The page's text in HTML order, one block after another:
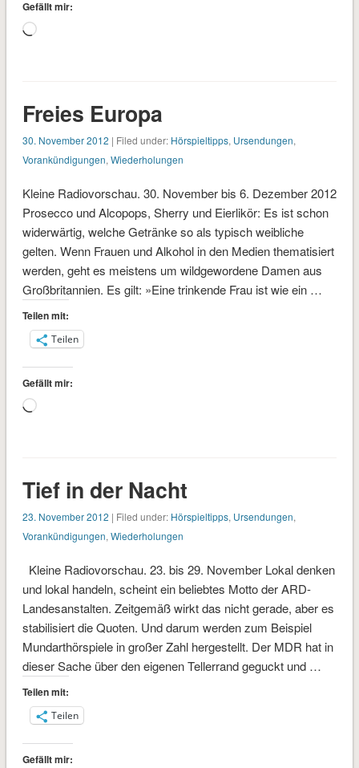
Gefällt mir:
Wird
Freies Europa
30. November 2012 | Filed under: Hörspieltipps, Ursendungen,
Vorankündigungen, Wiederholungen
Kleine Radiovorschau. 30. November bis 6. Dezember 2012
Prosecco und Alcopops, Sherry und Eierlikör: Es ist schon
widerwärtig, welche Getränke so als typisch weibliche
gelten. Wenn Frauen und Alkohol in den Medien thematisiert
werden, geht es meistens um wildgewordene Damen aus
Großbritannien. Es gilt: »Eine trinkende Frau ist wie ein …
Teilen mit:
Teilen
Gefällt mir:
Wird
Tief in der Nacht
23. November 2012 | Filed under: Hörspieltipps, Ursendungen,
Vorankündigungen, Wiederholungen
Kleine Radiovorschau. 23. bis 29. November Lokal denken
und lokal handeln, scheint ein beliebtes Motto der ARD-
Landesanstalten. Zeitgemäß wirkt das nicht gerade, aber es
stabilisiert die Quoten. Und darum werden zum Beispiel
Mundarthörspiele in großer Zahl hergestellt. Der MDR hat in
dieser Sache über den eigenen Tellerrand geguckt und …
Teilen mit:
Teilen
Gefällt mir: